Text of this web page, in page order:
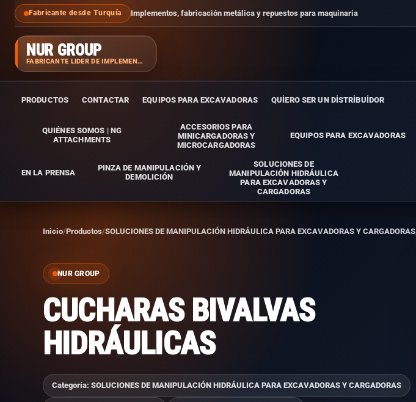
Fabricante desde Turquía Implementos, fabricación metálica y repuestos para maquinaria
NUR GROUP
FABRICANTE LÍDER DE IMPLEMENTOS
PRODUCTOS CONTACTAR EQUIPOS PARA EXCAVADORAS QUİERO SER UN DİSTRİBUİDOR
QUIÉNES SOMOS | NG
ATTACHMENTS
ACCESORIOS PARA
MINICARGADORAS Y
MICROCARGADORAS
EQUIPOS PARA EXCAVADORAS
EN LA PRENSA
PINZA DE MANIPULACIÓN Y
DEMOLICIÓN
SOLUCIONES DE
MANIPULACIÓN HIDRÁULICA
PARA EXCAVADORAS Y
CARGADORAS
Inicio Productos SOLUCIONES DE MANIPULACIÓN HIDRÁULICA PARA EXCAVADORAS Y CARGADORAS
NUR GROUP
CUCHARAS BIVALVAS
HIDRÁULICAS
Categoría: SOLUCIONES DE MANIPULACIÓN HIDRÁULICA PARA EXCAVADORAS Y CARGADORAS